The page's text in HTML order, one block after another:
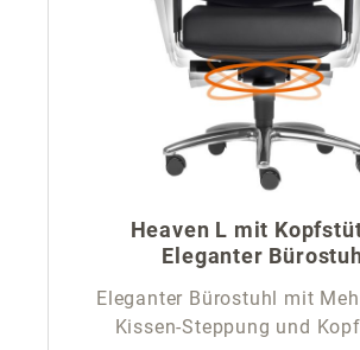
Heaven L mit
Eleganter Bürostuhl
Eleganter Bürostuhl mit
Kissen-Steppung und